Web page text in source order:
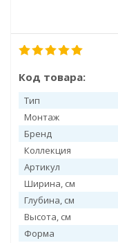
Код товара:
Тип
Монтаж
Бренд
Коллекция
Артикул
Ширина, см
Глубина, см
Высота, см
Форма